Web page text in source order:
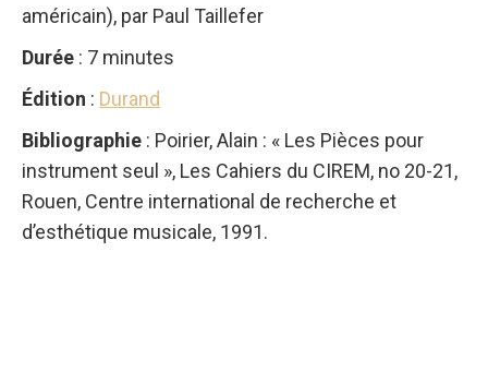
américain), par Paul Taillefer
Durée : 7 minutes
Édition : Durand
Bibliographie : Poirier, Alain : « Les Pièces pour
instrument seul », Les Cahiers du CIREM, no 20-21,
Rouen, Centre international de recherche et
d’esthétique musicale, 1991.